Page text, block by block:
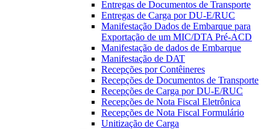
Entregas de Documentos de Transporte
Entregas de Carga por DU-E/RUC
Manifestação Dados de Embarque para
Exportação de um MIC/DTA Pré-ACD
Manifestação de dados de Embarque
Manifestação de DAT
Recepções por Contêineres
Recepções de Documentos de Transporte
Recepções de Carga por DU-E/RUC
Recepções de Nota Fiscal Eletrônica
Recepções de Nota Fiscal Formulário
Unitização de Carga